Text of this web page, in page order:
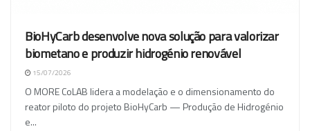
BioHyCarb desenvolve nova solução para valorizar
biometano e produzir hidrogénio renovável
15/07/2026
O MORE CoLAB lidera a modelação e o dimensionamento do
reator piloto do projeto BioHyCarb — Produção de Hidrogénio
e...